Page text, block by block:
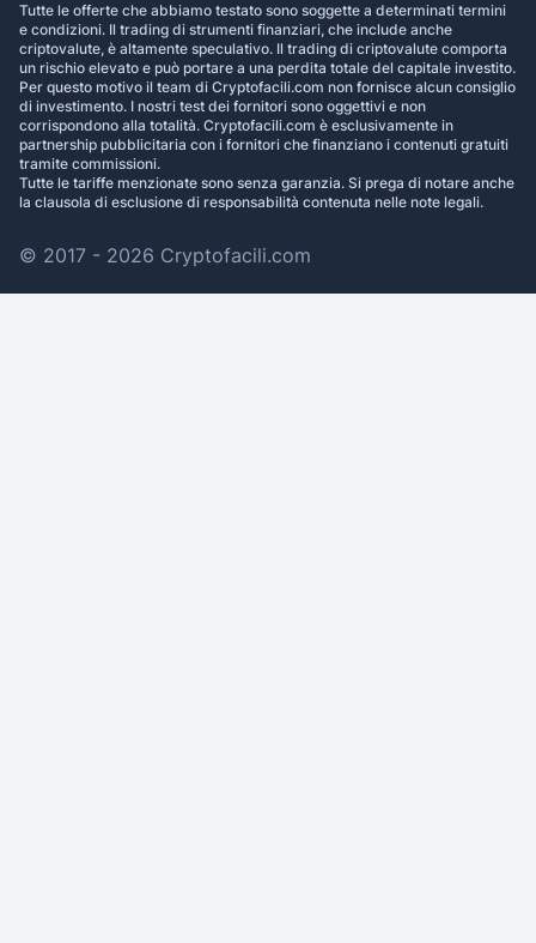
Tutte le offerte che abbiamo testato sono soggette a determinati termini
e condizioni. Il trading di strumenti finanziari, che include anche
criptovalute, è altamente speculativo. Il trading di criptovalute comporta
un rischio elevato e può portare a una perdita totale del capitale investito.
Per questo motivo il team di Cryptofacili.com non fornisce alcun consiglio
di investimento. I nostri test dei fornitori sono oggettivi e non
corrispondono alla totalità. Cryptofacili.com è esclusivamente in
partnership pubblicitaria con i fornitori che finanziano i contenuti gratuiti
tramite commissioni.
Tutte le tariffe menzionate sono senza garanzia. Si prega di notare anche
la clausola di esclusione di responsabilità contenuta nelle note legali.
© 2017 - 2026 Cryptofacili.com